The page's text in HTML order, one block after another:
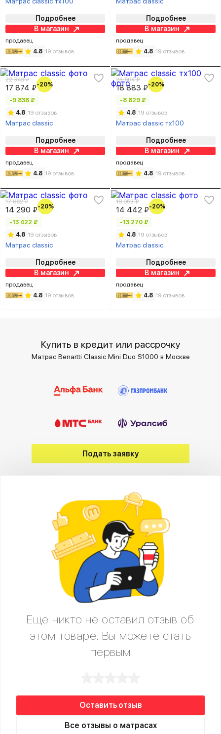
Подробнее
В магазин
продавец
4.8 19 отзывов
Подробнее
В магазин
продавец
4.8 19 отзывов
22 343 ₽
17 874 ₽-20%
-9 838 ₽
4.8 19 отзывов
Матрас classic
Подробнее
В магазин
продавец
4.8 19 отзывов
23 604 ₽
18 883 ₽-20%
-8 829 ₽
4.8 19 отзывов
Матрас classic тх100
Подробнее
В магазин
продавец
4.8 19 отзывов
17 862 ₽
14 290 ₽-20%
-13 422 ₽
4.8 19 отзывов
Матрас classic
Подробнее
В магазин
продавец
4.8 19 отзывов
18 053 ₽
14 442 ₽-20%
-13 270 ₽
4.8 19 отзывов
Матрас classic
Подробнее
В магазин
продавец
4.8 19 отзывов
Купить в кредит или рассрочку
Матрас Benartti Classic Mini Duo S1000 в Москве
Подать заявку
Еще никто не оставил отзыв об
этом товаре. Вы можете стать
первым
Оставить отзыв
Все отзывы о матрасах